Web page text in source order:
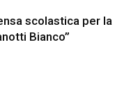
scolastica per la
Bianco”